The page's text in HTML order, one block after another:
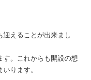
えることが出来まし
す。これからも開設の想
ります。